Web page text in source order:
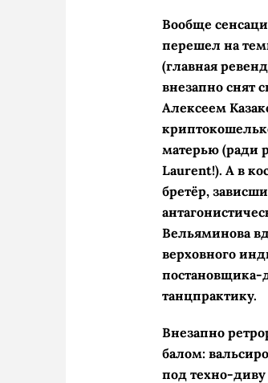
Вообще
перешел на
(главная
внезапно снят
Алексеем
матерью (ради
Laurent!). А в
бретёр,
Вельяминова
верховного
постановщика-
танцпрактику.
Внезапно
балом:
под техно-